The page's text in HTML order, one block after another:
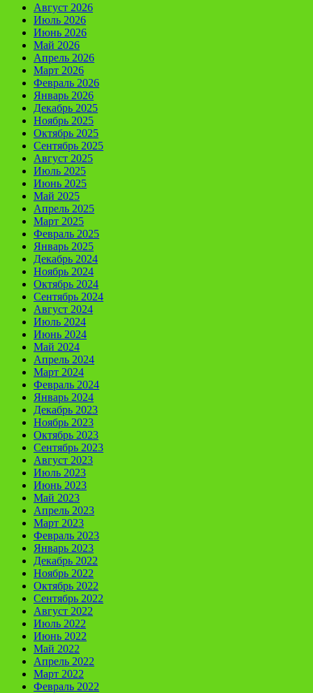
Август 2026
Июль 2026
Июнь 2026
Май 2026
Апрель 2026
Март 2026
Февраль 2026
Январь 2026
Декабрь 2025
Ноябрь 2025
Октябрь 2025
Сентябрь 2025
Август 2025
Июль 2025
Июнь 2025
Май 2025
Апрель 2025
Март 2025
Февраль 2025
Январь 2025
Декабрь 2024
Ноябрь 2024
Октябрь 2024
Сентябрь 2024
Август 2024
Июль 2024
Июнь 2024
Май 2024
Апрель 2024
Март 2024
Февраль 2024
Январь 2024
Декабрь 2023
Ноябрь 2023
Октябрь 2023
Сентябрь 2023
Август 2023
Июль 2023
Июнь 2023
Май 2023
Апрель 2023
Март 2023
Февраль 2023
Январь 2023
Декабрь 2022
Ноябрь 2022
Октябрь 2022
Сентябрь 2022
Август 2022
Июль 2022
Июнь 2022
Май 2022
Апрель 2022
Март 2022
Февраль 2022